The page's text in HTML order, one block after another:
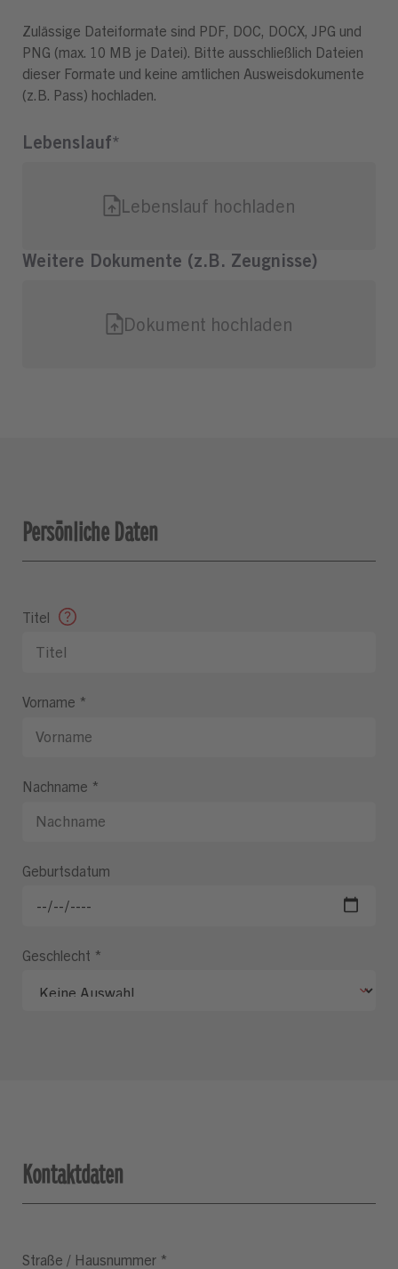
Zulässige Dateiformate sind PDF, DOC, DOCX, JPG und
PNG (max. 10 MB je Datei). Bitte ausschließlich Dateien
dieser Formate und keine amtlichen Ausweisdokumente
(z.B. Pass) hochladen.
Persönliche Daten
Titel
Vorname *
Nachname *
Geburtsdatum
Geschlecht *
Kontaktdaten
Straße / Hausnummer *